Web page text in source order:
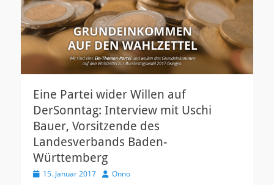
Eine Partei wider Willen auf
DerSonntag: Interview mit Uschi
Bauer, Vorsitzende des
Landesverbands Baden-
Württemberg
V 15. Januar 2017 A Onno